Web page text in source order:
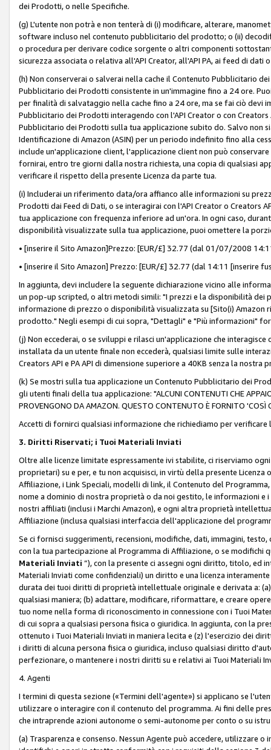
dei Prodotti, o nelle Specifiche.
(g) L'utente non potrà e non tenterà di (i) modificare, alterare,
software incluso nel contenuto pubblicitario del prodotto; o (ii)
o procedura per derivare codice sorgente o altri componenti
sicurezza associata o relativa all'API Creator, all'API PA, ai feed di
(h) Non conserverai o salverai nella cache il Contenuto Pubblicitario
Pubblicitario dei Prodotti consistente in un'immagine fino a 24 ore.
per finalità di salvataggio nella cache fino a 24 ore, ma se fai ciò
Pubblicitario dei Prodotti interagendo con l'API Creator o con
Pubblicitario dei Prodotti sulla tua applicazione subito do. Salvo non
Identificazione di Amazon (ASIN) per un periodo indefinito fino alla
include un'applicazione client, l'applicazione client non può
fornirai, entro tre giorni dalla nostra richiesta, una copia di qualsiasi
verificare il rispetto della presente Licenza da parte tua.
(i) Includerai un riferimento data/ora affianco alle informazioni su
Prodotti dai Feed di Dati, o se interagirai con l'API Creator o Creators
tua applicazione con frequenza inferiore ad un'ora. In ogni caso,
disponibilità visualizzate sulla tua applicazione, puoi omettere la
• [inserire il Sito Amazon]Prezzo: [EUR/£] 32.77 (dal 01/07/2008
• [inserire il Sito Amazon] Prezzo: [EUR/£] 32.77 (dal 14:11 [inserire
In aggiunta, devi includere la seguente dichiarazione vicino alle
un pop-up scripted, o altri metodi simili: "I prezzi e la disponibilità
informazione di prezzo o disponibilità visualizzata su [Sito(i)
prodotto." Negli esempi di cui sopra, "Dettagli" e "Più informazioni"
(j) Non eccederai, o se sviluppi e rilasci un'applicazione che interagisce
installata da un utente finale non eccederà, qualsiasi limite sulle
Creators API e PA API di dimensione superiore a 40KB senza la nostra
(k) Se mostri sulla tua applicazione un Contenuto Pubblicitario dei
gli utenti finali della tua applicazione: "ALCUNI CONTENUTI CHE
PROVENGONO DA AMAZON. QUESTO CONTENUTO È FORNITO
Accetti di fornirci qualsiasi informazione che richiediamo per
3. Diritti Riservati; i Tuoi Materiali Inviati
Oltre alle licenze limitate espressamente ivi stabilite, ci riserviamo
proprietari) su e per, e tu non acquisisci, in virtù della presente
Affiliazione, i Link Speciali, modelli di link, il Contenuto del
nome a dominio di nostra proprietà o da noi gestito, le informazioni e
nostri affiliati (inclusi i Marchi Amazon), e ogni altra proprietà
Affiliazione (inclusa qualsiasi interfaccia dell'applicazione del
Se ci fornisci suggerimenti, recensioni, modifiche, dati, immagini,
con la tua partecipazione al Programma di Affiliazione, o se modifichi
Materiali Inviati ”), con la presente ci assegni ogni diritto, titolo, ed
Materiali Inviati come confidenziali) un diritto e una licenza
durata dei tuoi diritti di proprietà intellettuale originale e derivata a:
qualsiasi maniera; (b) adattare, modificare, riformattare, e creare
tuo nome nella forma di riconoscimento in connessione con i Tuoi
di cui sopra a qualsiasi persona fisica o giuridica. In aggiunta, con la
ottenuto i Tuoi Materiali Inviati in maniera lecita e (z) l'esercizio dei
i diritti di alcuna persona fisica o giuridica, incluso qualsiasi diritto
perfezionare, o mantenere i nostri diritti su e relativi ai Tuoi Materiali
4. Agenti
I termini di questa sezione («Termini dell'agente») si applicano se
utilizzare o interagire con il contenuto del programma. Ai fini delle
che intraprende azioni autonome o semi-autonome per conto o su
(a) Trasparenza e consenso. Nessun Agente può accedere, utilizzare